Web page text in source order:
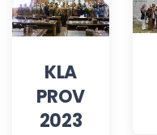
KLA
PROV
2023